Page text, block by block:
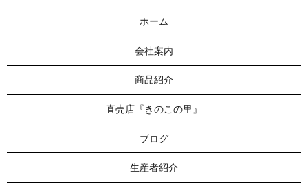
ホーム
会社案内
商品紹介
直売店『きのこの里』
ブログ
生産者紹介